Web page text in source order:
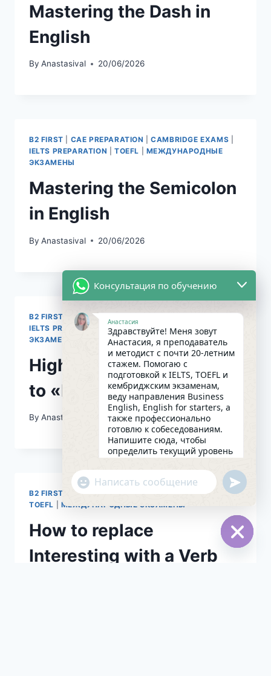
Mastering the Dash in
English
By Anastasival 20/06/2026
B2 FIRST CAE PREPARATION |CAMBRIDGE EXAMS
IELTS PREPARATION
TOEFL
МЕЖДУНАРОДНЫЕ
ЭКЗАМЕНЫ
Mastering the Semicolon
in English
By Anastasival 20/06/2026
B2 FIRST CAE PREPARATION
IELTS PREPARATION |TOEFL|МЕЖДУНАРОДНЫЕ
ЭКЗАМЕНЫ
High-Level Alternatives
to «Have Consequences»
By Anastasival 15/06/2026
B2 FIRST CAMBRIDGE EXAMS|IELTS PREPARATION|
TOEFL
МЕЖДУНАРОДНЫЕ ЭКЗАМЕНЫ
How to replace
Interesting with a Verb
Консультация по обучению
Анастасия
Здравствуйте! Меня зовут
Анастасия, я преподаватель
и методист с почти 20-летним
стажем. Помогаю с
подготовкой к IELTS, TOEFL и
кембриджским экзаменам,
веду направления Business
English, English for starters, а
также профессионально
готовлю к собеседованиям.
Напишите сюда, чтобы
определить текущий уровень
английского и составить
индивидуальный план
занятий. Какова главная цель
в изучении языка на
сегодняшний день?
"+chaty_settings.lang.emoji_picker+"
WhatsApp
Message